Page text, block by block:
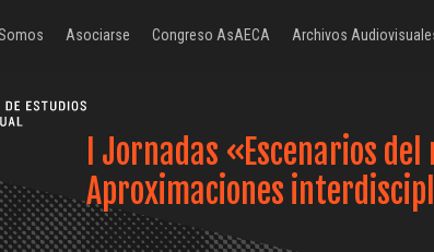
Asociarse Congreso AsAECA Archivos
I Jornadas «Escenarios
Aproximaciones